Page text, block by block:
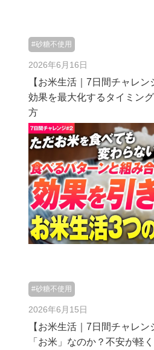
#砂糖不使用
2026年6月16日
【お米生活｜7日間チャレ
効果を最大化するタイミン
方
#砂糖不使用
2026年6月15日
【お米生活｜7日間チャレ
「お米」なのか？不安が軽